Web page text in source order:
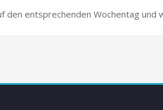
den entsprechenden Wochentag und